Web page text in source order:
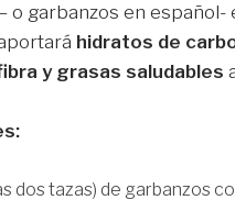
– o garbanzos en español-
hidratos de
y grasas saludables
dos tazas) de garbanzos